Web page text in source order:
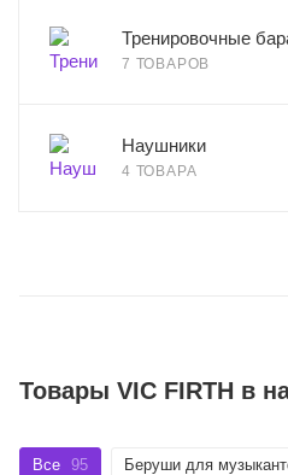
Тренировочные
7 ТОВАРОВ
Наушники
4 ТОВАРА
Товары VIC FIRTH в
Все 95 Беруши для